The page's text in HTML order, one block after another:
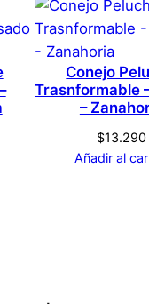
Rosado
S
este
Conejo
Trasnformable
–
$13.290
Añadir al